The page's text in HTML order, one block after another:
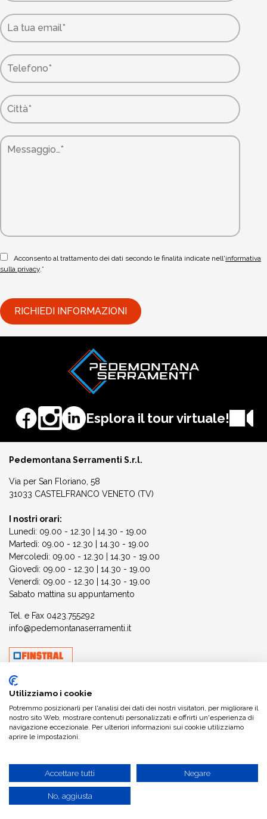
Acconsento al trattamento dei dati secondo le finalità indicate nell'informativa
sulla privacy.*
Esplora il tour virtuale!
Pedemontana Serramenti S.r.l.
Via per San Floriano, 58
31033 CASTELFRANCO VENETO (TV)
I nostri orari:
Lunedì: 09.00 - 12.30 | 14.30 - 19.00
Martedì: 09.00 - 12.30 | 14.30 - 19.00
Mercoledì: 09.00 - 12.30 | 14.30 - 19.00
Giovedì: 09.00 - 12.30 | 14.30 - 19.00
Venerdì: 09.00 - 12.30 | 14.30 - 19.00
Sabato mattina su appuntamento
Tel. e Fax 0423.755292
info@pedemontanaserramenti.it
P.IVA e C.F.: 05021180269
Utilizziamo i cookie
Potremmo posizionarli per l'analisi dei dati dei nostri visitatori, per migliorare il
nostro sito Web, mostrare contenuti personalizzati e offrirti un'esperienza di
navigazione eccezionale. Per ulteriori informazioni sui cookie utilizziamo
aprire le impostazioni.
Accettare tutti Negare
No, aggiusta